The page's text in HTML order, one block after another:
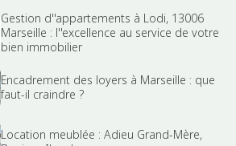
Gestion d''appartements à Lodi, 13006
Marseille : l''excellence au service de votre
bien immobilier
Encadrement des loyers à Marseille : que
faut-il craindre ?
Location meublée : Adieu Grand-Mère,